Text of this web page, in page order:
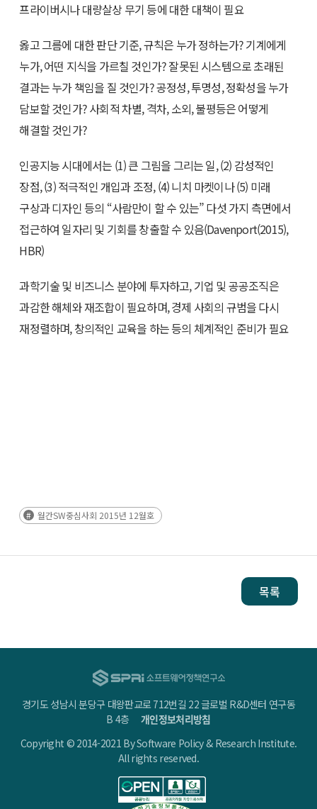
프라이버시나 대량살상 무기 등에 대한 대책이 필요
옳고 그름에 대한 판단 기준, 규칙은 누가 정하는가? 기계에게
누가, 어떤 지식을 가르칠 것인가? 잘못된 시스템으로 초래된
결과는 누가 책임을 질 것인가? 공정성, 투명성, 정확성을 누가
담보할 것인가? 사회적 차별, 격차, 소외, 불평등은 어떻게
해결할 것인가?
인공지능 시대에서는 (1) 큰 그림을 그리는 일, (2) 감성적인
장점, (3) 적극적인 개입과 조정, (4) 니치 마켓이나 (5) 미래
구상과 디자인 등의 “사람만이 할 수 있는” 다섯 가지 측면에서
접근하여 일자리 및 기회를 창출할 수 있음(Davenport(2015),
HBR)
과학기술 및 비즈니스 분야에 투자하고, 기업 및 공공조직은
과감한 해체와 재조합이 필요하며, 경제 사회의 규범을 다시
재정렬하며, 창의적인 교육을 하는 등의 체계적인 준비가 필요
월간SW중심사회 2015년 12월호
목록
경기도 성남시 분당구 대왕판교로 712번길 22 글로벌 R&D센터 연구동
B 4층개인정보처리방침
Copyright © 2014-2021 By Software Policy & Research Institute.
All rights reserved.